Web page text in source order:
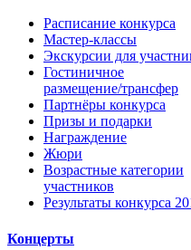
Расписание конкурса
Мастер-классы
Экскурсии для
Гостиничное
размещение/трансфер
Партнёры конкурса
Призы и подарки
Награждение
Жюри
Возрастные категории
участников
Результаты конкурса
Концерты